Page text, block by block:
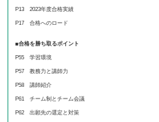
P13 2023年度合格実績
P17 合格へのロード
■合格を勝ち取るポイント
P55 学習環境
P57 教務力と講師力
P58 講師紹介
P61 チーム制とチーム会議
P62 出願先の選定と対策